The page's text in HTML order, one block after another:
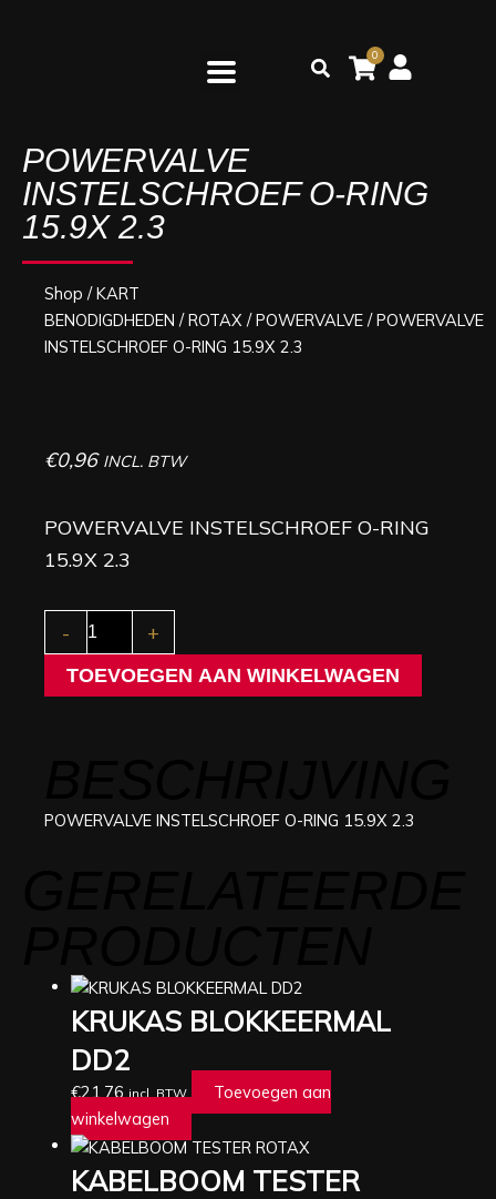
Zoeken
0
POWERVALVE
INSTELSCHROEF O-RING
15.9X 2.3
Shop /KART
BENODIGDHEDEN /ROTAX /POWERVALVE / POWERVALVE
INSTELSCHROEF O-RING 15.9X 2.3
€0,96 INCL. BTW
POWERVALVE INSTELSCHROEF O-RING
15.9X 2.3
-
POWERVALVE
INSTELSCHROEF
RING
+
TOEVOEGEN AAN WINKELWAGEN
POWERVALVE INSTELSCHROEF O-RING 15.9X 2.3
KRUKAS BLOKKEERMAL
DD2
€21,76 incl. BTW
Toevoegen aan
winkelwagen
KABELBOOM TESTER